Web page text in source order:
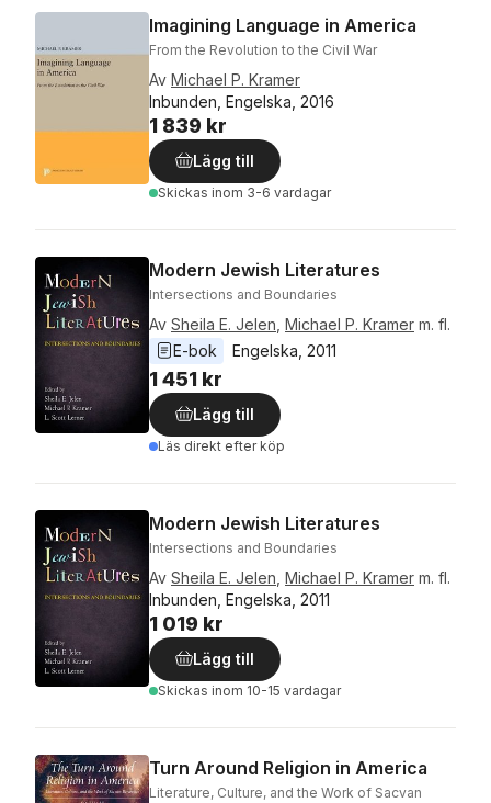
Imagining Language in America
From the Revolution to the Civil War
Av Michael P. Kramer
Inbunden, Engelska, 2016
1 839 kr
Lägg till
Skickas inom 3-6 vardagar
Modern Jewish Literatures
Intersections and Boundaries
Av Sheila E. Jelen Michael P. Kramer m. fl.
E-bok
Engelska 2011
1 451 kr
Lägg till
Läs direkt efter köp
Modern Jewish Literatures
Intersections and Boundaries
Av Sheila E. Jelen Michael P. Kramer m. fl.
Inbunden, Engelska, 2011
1 019 kr
Lägg till
Skickas inom 10-15 vardagar
Turn Around Religion in America
Literature, Culture, and the Work of Sacvan